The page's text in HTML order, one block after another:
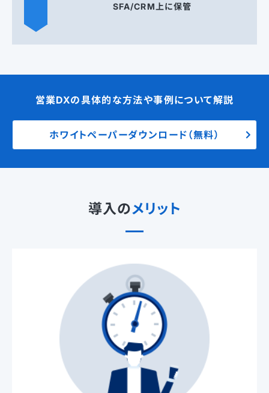
SFA/CRM上に保管
営業DXの具体的な方法や事例について解説
ホワイトペーパーダウンロード（無料）
導入のメリット